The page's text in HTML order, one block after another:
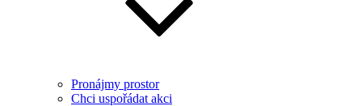
Pronájmy prostor
Chci uspořádat akci